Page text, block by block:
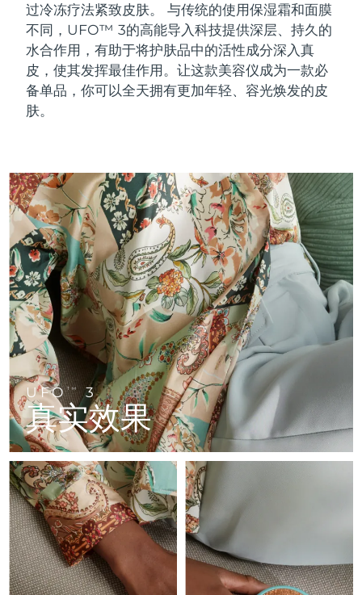
过冷冻疗法紧致皮肤。
与传统的使用保湿霜和面膜
不同，UFO™ 3的高能导入科技提供深层、持久的
水合作用，有助于将护肤品中的活性成分深入真
皮，使其发挥最佳作用。让这款美容仪成为一款必
备单品，你可以全天拥有更加年轻、容光焕发的皮
肤。
UFOTM 3
真实效果
LUNA™ 4 Plus
Massage, LED heating
LUNA™ 4 mini
For young skin, T-zone
LUNA™ 4 go
For travel or gym bag
LUNA™ 护肤
Premium cleansers & balm
LUNA™ 设备
All facial cleansing devices
BEAR™ 2 go
Microcurrent toning on-the-go
面部提拉护理
Premium anti-aging skincare
BEAR™ 设备
All premium facelift devices
补水保湿
UFO™ 3 套装
Deep facial hydration
device
UFO™ 3 mini
Red light therapy device for young skin
UFO™ 3 go
Portable red light therapy
面膜
Rejuvenation & hydration
UFO™ 设备
All deep facial hydration devices
口腔护理
issa™ 4
Hybrid silicone sonic toothbrush
issa™ 4 smile
Hybrid silicone sonic toothbrush
issa™ 4 baby
For ages 0-3
issa™ Teeth Whitening Set
Dual LED + sonic device & 18% PAP gel
ISSA™ 设备
All silicone sonic toothbrushes
FAQ™ 抗老护理
抗老
FAQ™ 101
Clinical anti-aging
FAQ™ 102
Advanced clinical anti-aging
FAQ™ 103
Luxurious clinical anti-aging set
FAQ™ P1 Primer
Manuka honey primer
FAQ™护肤品
All FAQ™ skincare
LED治疗
FAQ™ 201
LED mask
FAQ™ 202
LED mask
FAQ™ 211
Anti-aging neck & décolleté LED mask
FAQ™ 221
Anti-aging LED hand mask
FAQ™护肤品
All FAQ™ skincare
生发
FAQ™ 301
LED hair strengthening scalp massager
FAQ™ Scalp Serum
Scalp recovery probiotic serum
FAQ™护肤品
All FAQ™ skincare
FAQ™产品
All hair treatments
肌肤年轻化
NEW
FAQ™ 501
Full-Spectrum Red Light Therapy
FAQ™ 502
Full-Spectrum Red Light Therapy
FAQ™ Red Light Serum
FAQ™ skincare
All FAQ™ skincare
保健品
NEW
专业治疗
脱毛
PEACH™ 2 Pro Max
Professional IPL hair removal device
身体护理
BEAR™ 2 body
Microcurrent body toning
波斯尼亚和黑塞哥维那 预计送达日期8/11/26
文莱 预计送达日期8/13/26
保加利亚 预计送达日期8/8/26
中国 预计送达日期8/8/26
哥伦比亚 预计送达日期8/12/26
克罗地亚 预计送达日期 8/8/26
塞浦路斯 预计送达日期 8/9/26
捷克 预计送达日期8/8/26
丹麦 预计送达日期
爱沙尼亚 预计送达日期8/8/26
芬兰
法国 预计送达日期
法属波利尼西亚
德国 预计送达日期8/8/26